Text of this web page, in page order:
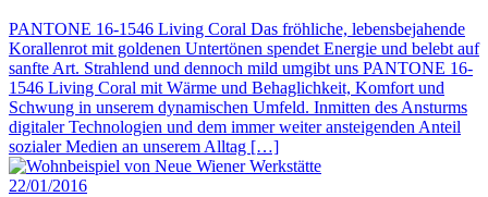
PANTONE 16-1546 Living Coral Das fröhliche, lebensbejahende
Korallenrot mit goldenen Untertönen spendet Energie und belebt auf
sanfte Art. Strahlend und dennoch mild umgibt uns PANTONE 16-
1546 Living Coral mit Wärme und Behaglichkeit, Komfort und
Schwung in unserem dynamischen Umfeld. Inmitten des Ansturms
digitaler Technologien und dem immer weiter ansteigenden Anteil
sozialer Medien an unserem Alltag […]
22/01/2016